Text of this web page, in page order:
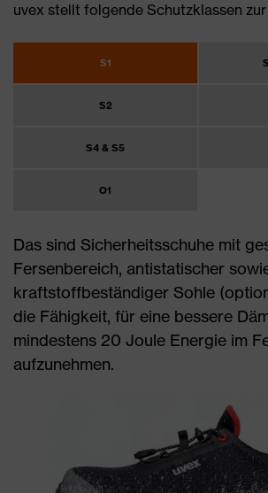
uvex stellt folgende Schutzklassen
S1
S2
S4 & S5
O1
Das sind Sicherheitsschuhe mit
Fersenbereich, antistatischer
kraftstoffbeständiger Sohle
die Fähigkeit, für eine bessere
mindestens 20 Joule Energie im
aufzunehmen.